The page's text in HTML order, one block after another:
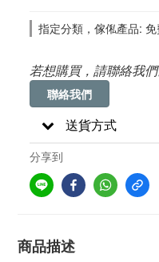
指定分類，傢俬產品:
若想購買，請聯絡我們
聯絡我們
送貨方式
分享到
商品描述